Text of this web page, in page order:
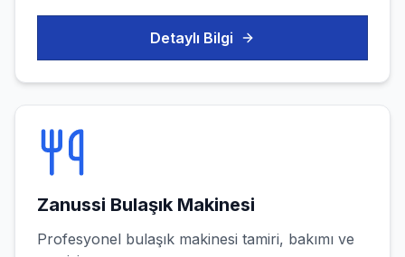
Detaylı Bilgi
Zanussi Bulaşık Makinesi
Profesyonel bulaşık makinesi tamiri, bakımı ve